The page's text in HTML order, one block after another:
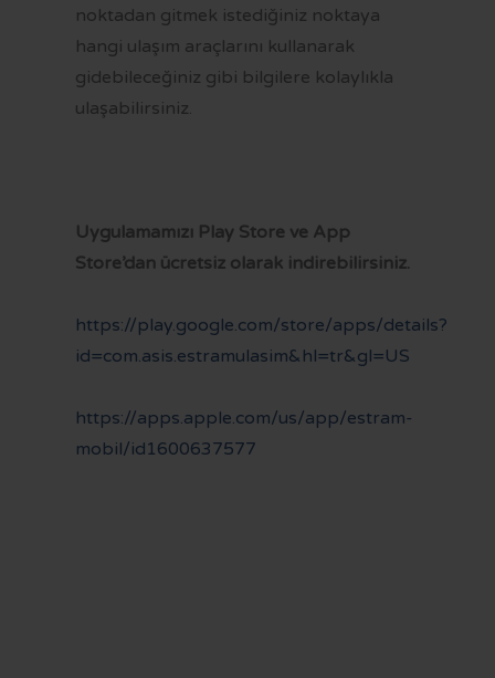
noktadan gitmek istediğiniz noktaya
hangi ulaşım araçlarını kullanarak
gidebileceğiniz gibi bilgilere kolaylıkla
ulaşabilirsiniz.
Uygulamamızı Play Store ve App
Store’dan ücretsiz olarak indirebilirsiniz.
https://play.google.com/store/apps/details?
id=com.asis.estramulasim&hl=tr&gl=US
https://apps.apple.com/us/app/estram-
mobil/id1600637577